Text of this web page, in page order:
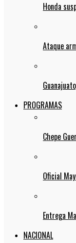
Honda
Ataque
PROGRAMAS
Chepe
Oficial
Entrega
NACIONAL